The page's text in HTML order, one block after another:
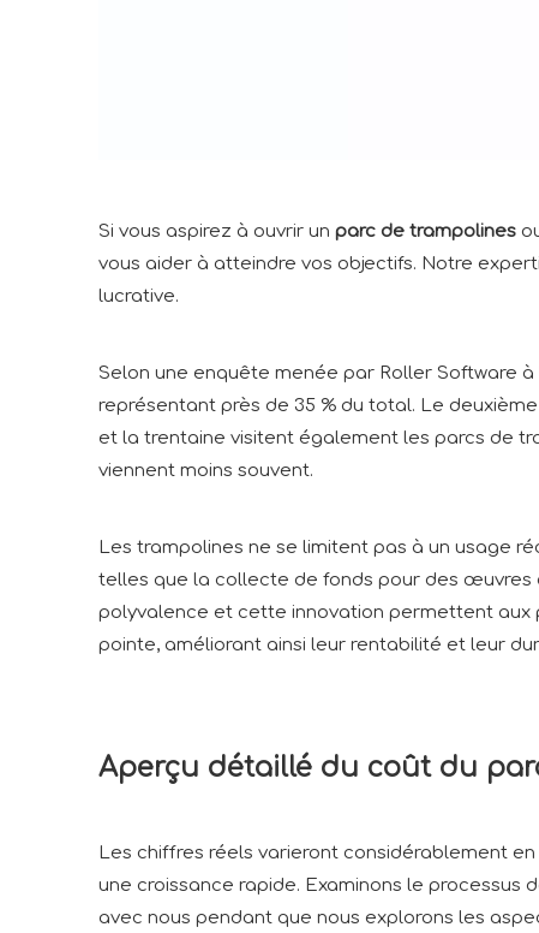
Si vous aspirez à ouvrir un parc de trampolines
vous aider à atteindre vos objectifs. Notre
lucrative.
Selon une enquête menée par Roller Software
représentant près de 35 % du total. Le
et la trentaine visitent également les parcs de
viennent moins souvent.
Les trampolines ne se limitent pas à un usage
telles que la collecte de fonds pour des œuvres
polyvalence et cette innovation permettent aux
pointe, améliorant ainsi leur rentabilité et leur
Aperçu détaillé du coût du
Les chiffres réels varieront considérablement
une croissance rapide. Examinons le processus
avec nous pendant que nous explorons les